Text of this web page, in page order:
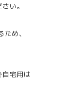
い。
め、
宅用は